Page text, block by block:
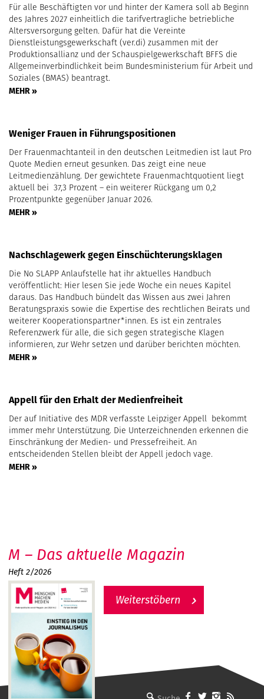
Für alle Beschäftigten vor und hinter der Kamera soll ab Beginn
des Jahres 2027 einheitlich die tarifvertragliche betriebliche
Altersversorgung gelten. Dafür hat die Vereinte
Dienstleistungsgewerkschaft (ver.di) zusammen mit der
Produktionsallianz und der Schauspielgewerkschaft BFFS die
Allgemeinverbindlichkeit beim Bundesministerium für Arbeit und
Soziales (BMAS) beantragt.
MEHR »
Weniger Frauen in Führungspositionen
Der Frauenmachtanteil in den deutschen Leitmedien ist laut Pro
Quote Medien erneut gesunken. Das zeigt eine neue
Leitmedienzählung. Der gewichtete Frauenmachtquotient liegt
aktuell bei 37,3 Prozent – ein weiterer Rückgang um 0,2
Prozentpunkte gegenüber Januar 2026.
MEHR »
Nachschlagewerk gegen Einschüchterungsklagen
Die No SLAPP Anlaufstelle hat ihr aktuelles Handbuch
veröffentlicht: Hier lesen Sie jede Woche ein neues Kapitel
daraus. Das Handbuch bündelt das Wissen aus zwei Jahren
Beratungspraxis sowie die Expertise des rechtlichen Beirats und
weiterer Kooperationspartner*innen. Es ist ein zentrales
Referenzwerk für alle, die sich gegen strategische Klagen
informieren, zur Wehr setzen und darüber berichten möchten.
MEHR »
Appell für den Erhalt der Medienfreiheit
Der auf Initiative des MDR verfasste Leipziger Appell bekommt
immer mehr Unterstützung. Die Unterzeichnenden erkennen die
Einschränkung der Medien- und Pressefreiheit. An
entscheidenden Stellen bleibt der Appell jedoch vage.
MEHR »
MMM - Menschen machen Medien
M – Das aktuelle Magazin
Heft 2/2026
Weiterstöbern